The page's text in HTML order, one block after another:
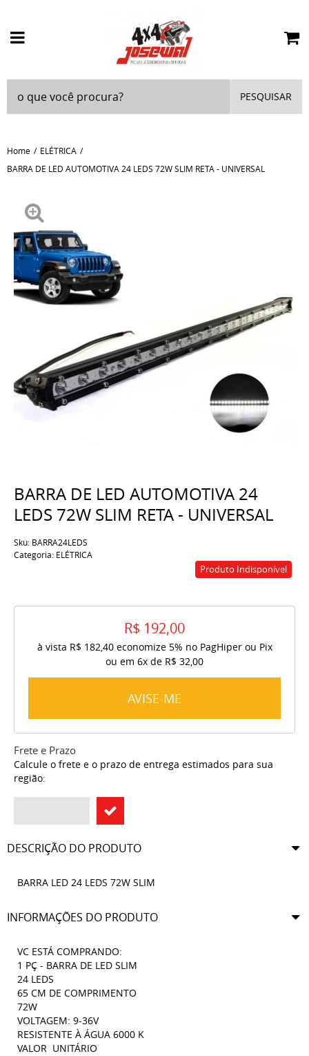
PESQUISAR
Home
ELÉTRICA
BARRA DE LED AUTOMOTIVA 24 LEDS 72W SLIM RETA - UNIVERSAL
BARRA DE LED AUTOMOTIVA 24
LEDS 72W SLIM RETA - UNIVERSAL
Sku: BARRA24LEDS
Categoria: ELÉTRICA
Produto Indisponível
R$ 192,00
à vista R$ 182,40economize 5% no PagHiper ou Pix
ou em 6x de R$ 32,00
AVISE-ME
Frete e Prazo
Calcule o frete e o prazo de entrega estimados para sua
região:
DESCRIÇÃO DO PRODUTO
BARRA LED 24 LEDS 72W SLIM
INFORMAÇÕES DO PRODUTO
VC ESTÁ COMPRANDO:
1 PÇ - BARRA DE LED SLIM
24 LEDS
65 CM DE COMPRIMENTO
72W
VOLTAGEM: 9-36V
RESISTENTE À ÁGUA 6000 K
VALOR UNITÁRIO